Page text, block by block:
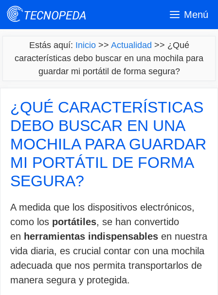
Saltar
Menú
Estás aquí: Inicio>> Actualidad >> ¿Qué
características debo buscar en una mochila para
guardar mi portátil de forma segura?
¿QUÉ CARACTERÍSTICAS
DEBO BUSCAR EN UNA
MOCHILA PARA GUARDAR
MI PORTÁTIL DE FORMA
SEGURA?
A medida que los dispositivos electrónicos,
como los portátiles, se han convertido
en herramientas indispensables en nuestra
vida diaria, es crucial contar con una mochila
adecuada que nos permita transportarlos de
manera segura y protegida.